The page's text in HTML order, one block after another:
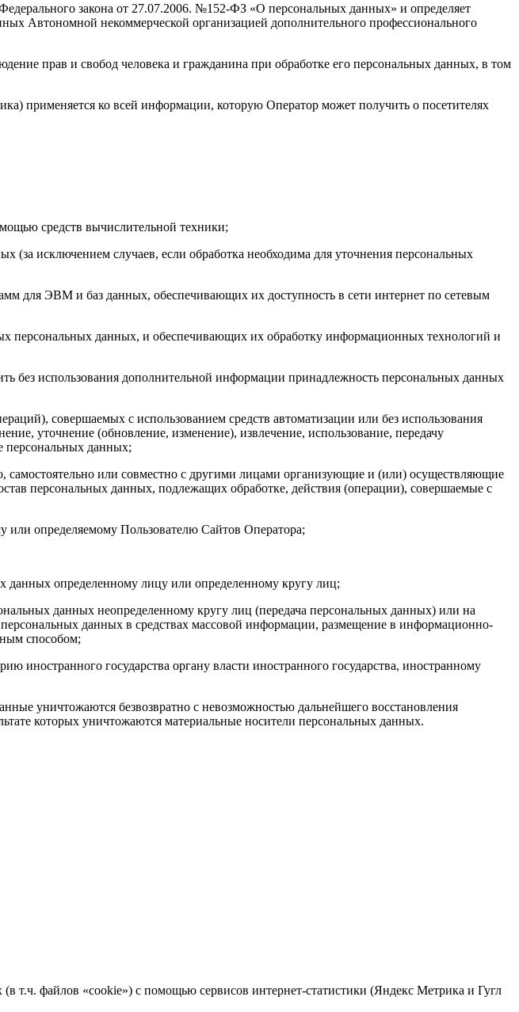
закона от 27.07.2006. №152-ФЗ «О персональных данных» и определяет
Автономной некоммерческой организацией дополнительного профессионального
прав и свобод человека и гражданина при обработке его персональных данных, в том
применяется ко всей информации, которую Оператор может получить о посетителях
средств вычислительной техники;
исключением случаев, если обработка необходима для уточнения персональных
для ЭВМ и баз данных, обеспечивающих их доступность в сети интернет по сетевым
данных, и обеспечивающих их обработку информационных технологий и
без использования дополнительной информации принадлежность персональных данных
совершаемых с использованием средств автоматизации или без использования
уточнение (обновление, изменение), извлечение, использование, передачу
персональных данных;
или совместно с другими лицами организующие и (или) осуществляющие
персональных данных, подлежащих обработке, действия (операции), совершаемые с
определяемому Пользователю Сайтов Оператора;
определенному лицу или определенному кругу лиц;
данных неопределенному кругу лиц (передача персональных данных) или на
данных в средствах массовой информации, размещение в информационно-
способом;
иностранного государства органу власти иностранного государства, иностранному
уничтожаются безвозвратно с невозможностью дальнейшего восстановления
которых уничтожаются материальные носители персональных данных.
т.ч. файлов «cookie») с помощью сервисов интернет-статистики (Яндекс Метрика и Гугл